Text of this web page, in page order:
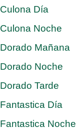
Culona Día
Culona Noche
Dorado Mañana
Dorado Noche
Dorado Tarde
Fantastica Día
Fantastica Noche